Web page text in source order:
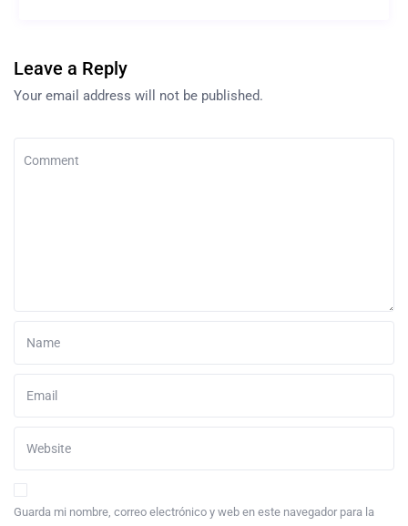
Leave a Reply
Your email address will not be published.
Guarda mi nombre, correo electrónico y web en este navegador para la